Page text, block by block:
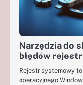
Narzędzia do
błędów
Rejestr systemowy
operacyjnego